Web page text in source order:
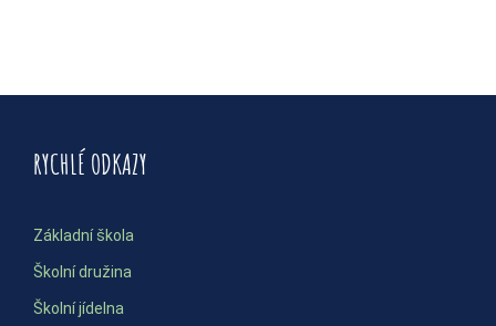
RYCHLÉ ODKAZY
Základní škola
Školní družina
Školní jídelna